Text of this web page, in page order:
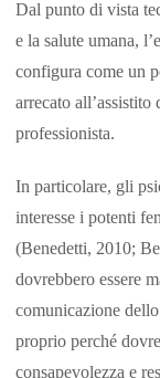
Dal punto di vista
e la salute umana,
configura come un
arrecato
professionista.
In particolare, gli
interesse i potenti
(Benedetti, 2010;
dovrebbero essere
comunicazione dello
proprio perché
consapevolezza e